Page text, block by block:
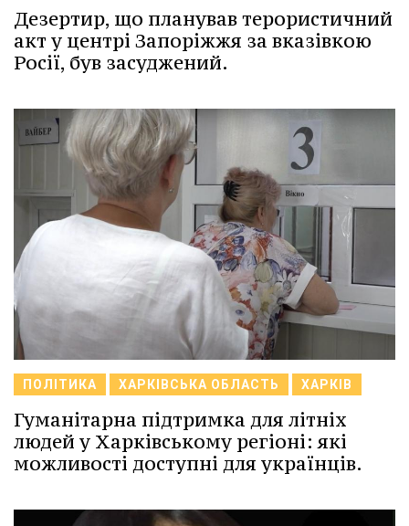
Дезертир, що планував терористичний
акт у центрі Запоріжжя за вказівкою
Росії, був засуджений.
ПОЛІТИКА ХАРКІВСЬКА ОБЛАСТЬ ХАРКІВ
Гуманітарна підтримка для літніх
людей у Харківському регіоні: які
можливості доступні для українців.